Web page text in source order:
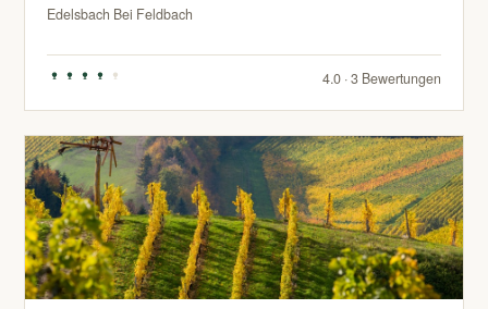
Edelsbach Bei Feldbach
4.0 · 3 Bewertungen